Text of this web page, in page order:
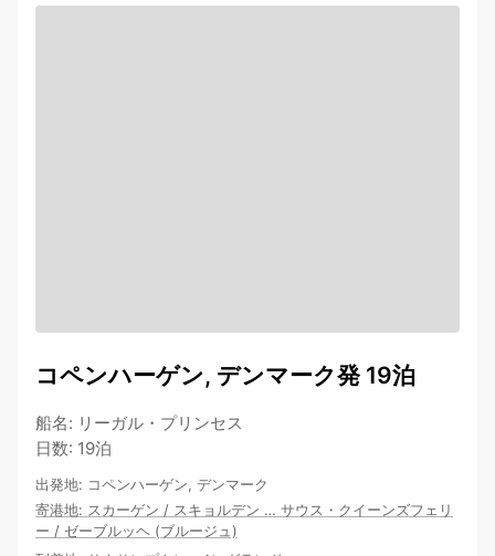
コペンハーゲン, デンマーク発 19泊
船名: リーガル・プリンセス
日数: 19泊
出発地: コペンハーゲン, デンマーク
寄港地: スカーゲン / スキョルデン … サウス・クイーンズフェリ
ー / ゼーブルッヘ (ブルージュ)